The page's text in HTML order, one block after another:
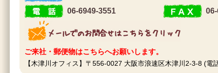
住 所
電 話
06-6949-3551
ご来社・郵便物はこちらへお願いします。
【木津川オフィス】〒556-0027 大阪市浪速区木津川2-3-8 (電